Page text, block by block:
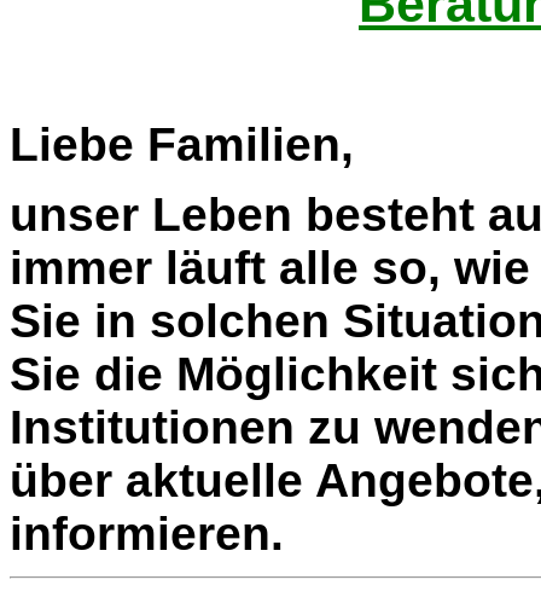
Liebe Familien,
unser Leben besteht
immer läuft alle so,
Sie in solchen
Sie die Möglichkeit
Institutionen zu
über aktuelle
informieren.